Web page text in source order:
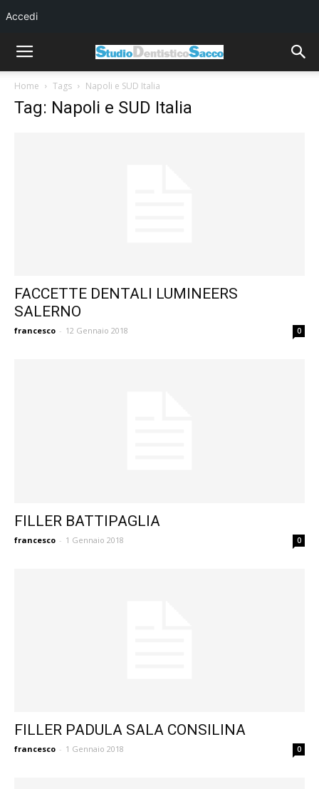
Home Tags Napoli e SUD Italia
Tag: Napoli e SUD Italia
FACCETTE DENTALI LUMINEERS
SALERNO
francesco - 12 Gennaio 2018 0
FILLER BATTIPAGLIA
francesco - 1 Gennaio 2018 0
FILLER PADULA SALA CONSILINA
francesco - 1 Gennaio 2018 0
Accedi